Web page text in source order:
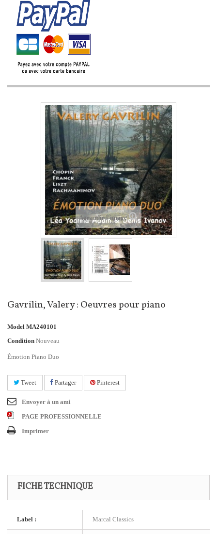
Agrandir l'image
Gavrilin, Valery : Oeuvres pour piano
Model MA240101
Condition Nouveau
Émotion Piano Duo
Tweet Partager Pinterest
Envoyer à un ami
PAGE PROFESSIONNELLE
Imprimer
FICHE TECHNIQUE
Label : Marcal Classics